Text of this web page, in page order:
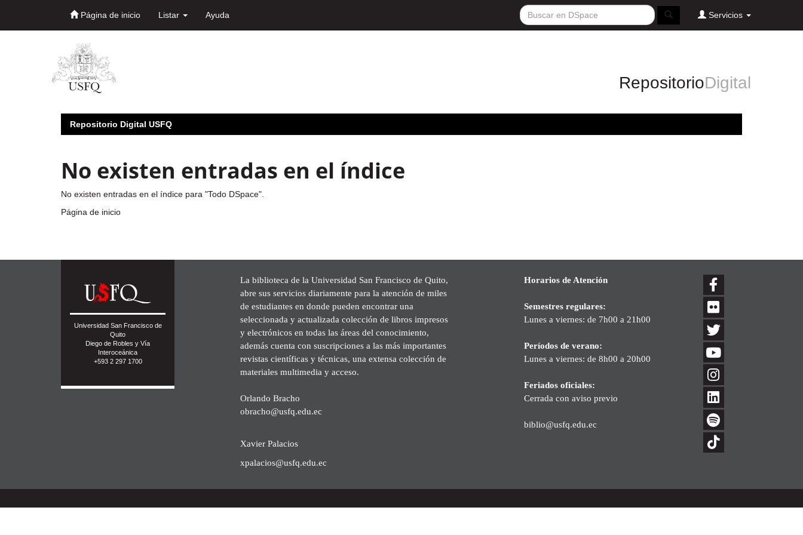
Página de inicio Listar Ayuda Servicios
RepositorioDigital
Repositorio Digital USFQ
No existen entradas en el índice
No existen entradas en el índice para "Todo DSpace".
Página de inicio
Universidad San Francisco de
Quito
Diego de Robles y Vía
Interoceánica
+593 2 297 1700
La biblioteca de la Universidad San Francisco de Quito,
abre sus servicios diariamente para la atención de miles
de estudiantes en donde pueden encontrar una
seleccionada y actualizada colección de libros impresos
y electrónicos en todas las áreas del conocimiento,
además cuenta con suscripciones a las más importantes
revistas científicas y técnicas, una extensa colección de
materiales multimedia y acceso.
Orlando Bracho
obracho@usfq.edu.ec
Xavier Palacios
xpalacios@usfq.edu.ec
Horarios de Atención
Semestres regulares:
Lunes a viernes: de 7h00 a 21h00
Períodos de verano:
Lunes a viernes: de 8h00 a 20h00
Feriados oficiales:
Cerrada con aviso previo
biblio@usfq.edu.ec